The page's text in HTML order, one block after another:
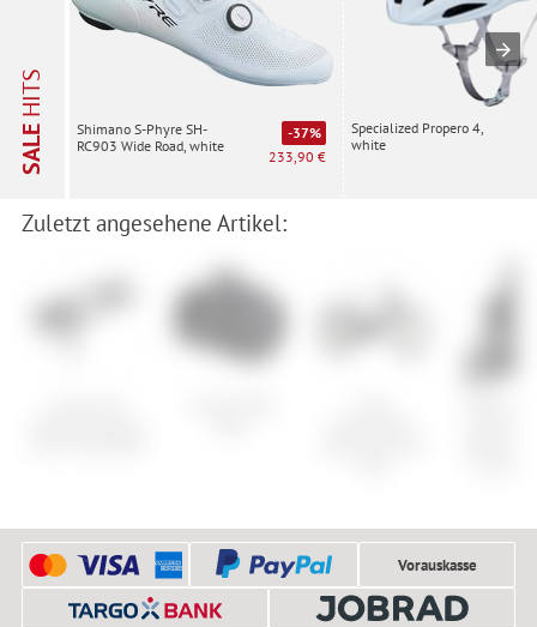
SALE
HITS
Shimano S-Phyre SH-
RC903 Wide Road, white
-37%
233,90 €
Specialized Propero 4,
white
Zuletzt angesehene Artikel:
Vorauskasse